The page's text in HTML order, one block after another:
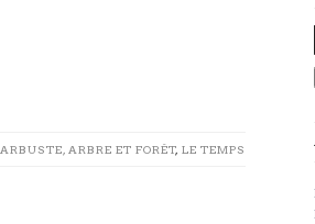
ARBUSTE, ARBRE ET FORÊT, LE TEMPS